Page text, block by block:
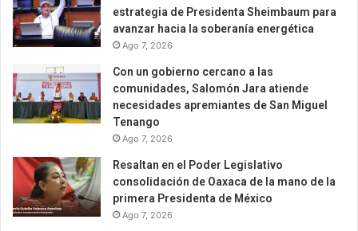
estrategia de Presidenta Sheimbaum para
avanzar hacia la soberanía energética
Ago 7, 2026
Con un gobierno cercano a las
comunidades, Salomón Jara atiende
necesidades apremiantes de San Miguel
Tenango
Ago 7, 2026
Resaltan en el Poder Legislativo
consolidación de Oaxaca de la mano de la
primera Presidenta de México
Ago 7, 2026